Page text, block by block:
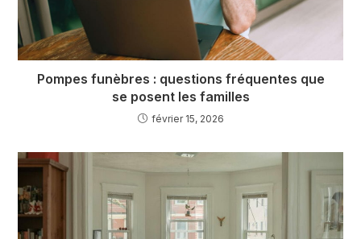
Pompes funèbres : questions fréquentes que
se posent les familles
février 15, 2026